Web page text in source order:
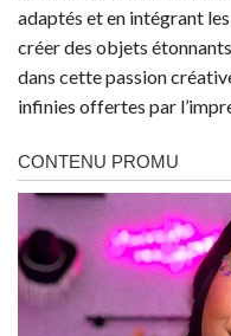
adaptés et en intégrant
créer des objets
dans cette passion
infinies offertes par